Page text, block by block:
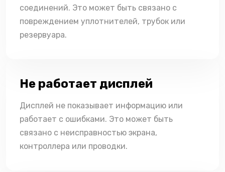
соединений. Это может быть связано с
повреждением уплотнителей, трубок или
резервуара.
Не работает дисплей
Дисплей не показывает информацию или
работает с ошибками. Это может быть
связано с неисправностью экрана,
контроллера или проводки.